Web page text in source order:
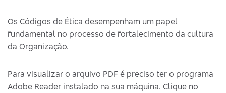
Os Códigos de Ética desempenham um papel
fundamental no processo de fortalecimento da cultura
da Organização.
Para visualizar o arquivo PDF é preciso ter o programa
Adobe Reader instalado na sua máquina. Clique no